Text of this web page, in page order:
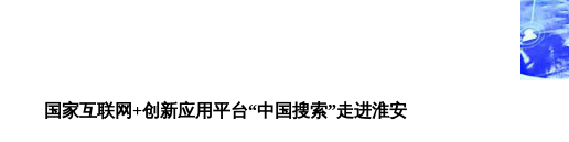
国家互联网+创新应用平台“中国搜索”走进淮安